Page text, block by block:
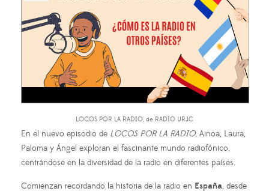
LOCOS POR LA RADIO, de RADIO URJC
En el nuevo episodio de LOCOS POR LA RADIO, Ainoa, Laura,
Paloma y Ángel exploran el fascinante mundo radiofónico,
centrándose en la diversidad de la radio en diferentes países.
Comienzan recordando la historia de la radio en España, desde